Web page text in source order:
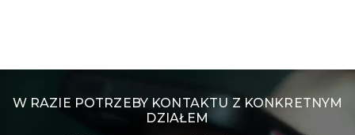
W RAZIE POTRZEBY KONTAKTU Z KONKRETNYM
DZIAŁEM